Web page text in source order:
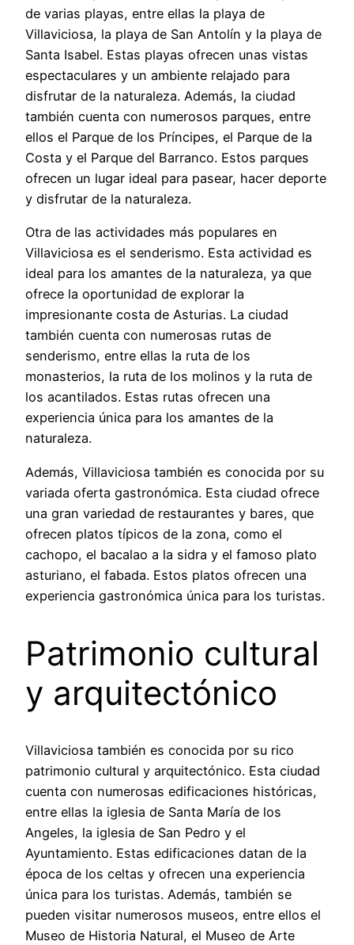
de varias playas, entre ellas la playa de
Villaviciosa, la playa de San Antolín y la playa de
Santa Isabel. Estas playas ofrecen unas vistas
espectaculares y un ambiente relajado para
disfrutar de la naturaleza. Además, la ciudad
también cuenta con numerosos parques, entre
ellos el Parque de los Príncipes, el Parque de la
Costa y el Parque del Barranco. Estos parques
ofrecen un lugar ideal para pasear, hacer deporte
y disfrutar de la naturaleza.
Otra de las actividades más populares en
Villaviciosa es el senderismo. Esta actividad es
ideal para los amantes de la naturaleza, ya que
ofrece la oportunidad de explorar la
impresionante costa de Asturias. La ciudad
también cuenta con numerosas rutas de
senderismo, entre ellas la ruta de los
monasterios, la ruta de los molinos y la ruta de
los acantilados. Estas rutas ofrecen una
experiencia única para los amantes de la
naturaleza.
Además, Villaviciosa también es conocida por su
variada oferta gastronómica. Esta ciudad ofrece
una gran variedad de restaurantes y bares, que
ofrecen platos típicos de la zona, como el
cachopo, el bacalao a la sidra y el famoso plato
asturiano, el fabada. Estos platos ofrecen una
experiencia gastronómica única para los turistas.
Patrimonio cultural
y arquitectónico
Villaviciosa también es conocida por su rico
patrimonio cultural y arquitectónico. Esta ciudad
cuenta con numerosas edificaciones históricas,
entre ellas la iglesia de Santa María de los
Angeles, la iglesia de San Pedro y el
Ayuntamiento. Estas edificaciones datan de la
época de los celtas y ofrecen una experiencia
única para los turistas. Además, también se
pueden visitar numerosos museos, entre ellos el
Museo de Historia Natural, el Museo de Arte